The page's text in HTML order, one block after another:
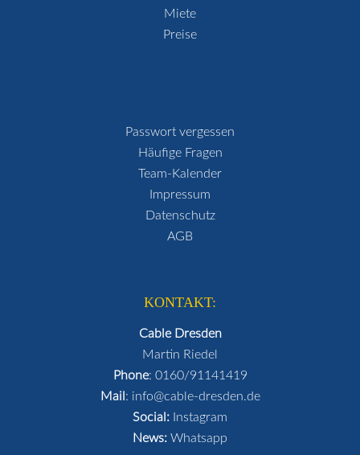
Miete
Preise
Passwort vergessen
Häufige Fragen
Team-Kalender
Impressum
Datenschutz
AGB
KONTAKT:
Cable Dresden
Martin Riedel
Phone: 0160/91141419
Mail : info@cable-dresden.de
Social: Instagram
News: Whatsapp